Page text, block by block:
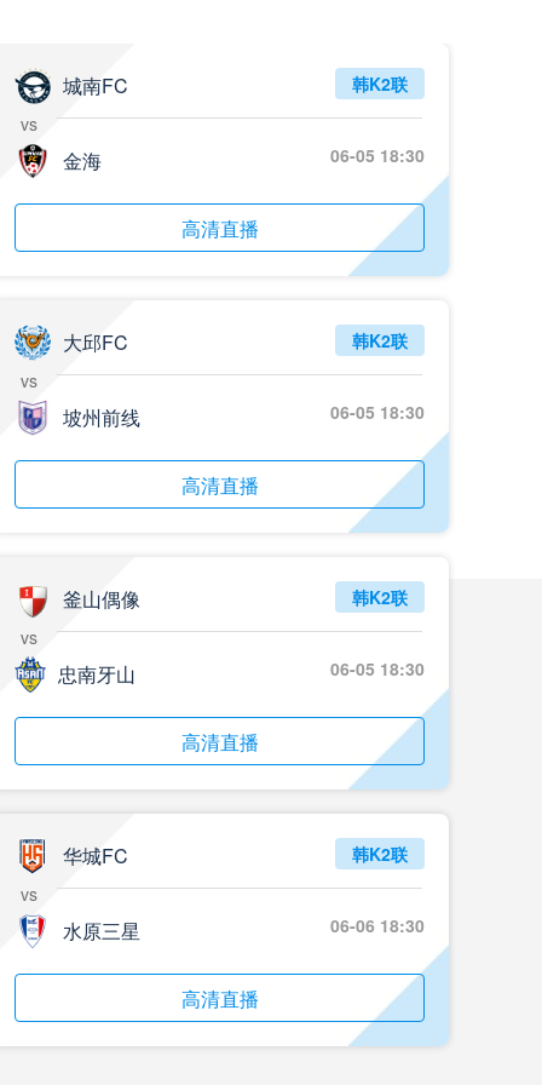
城南FC
vs
金海
韩K2联
06-05 18:30
高清直播
大邱FC
vs
坡州前线
韩K2联
06-05 18:30
高清直播
釜山偶像
vs
忠南牙山
韩K2联
06-05 18:30
高清直播
华城FC
vs
水原三星
韩K2联
06-06 18:30
高清直播